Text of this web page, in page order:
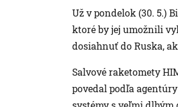
Už v pondelok (30. 5.)
ktoré by jej umožnili
dosiahnuť do Ruska,
Salvové raketomety
povedal podľa